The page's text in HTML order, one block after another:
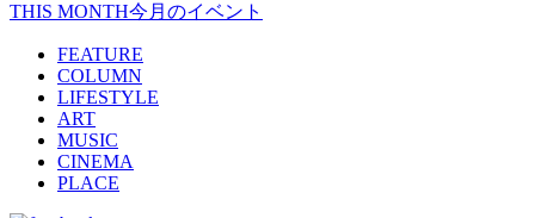
THIS MONTH今月のイベント
FEATURE
COLUMN
LIFESTYLE
ART
MUSIC
CINEMA
PLACE